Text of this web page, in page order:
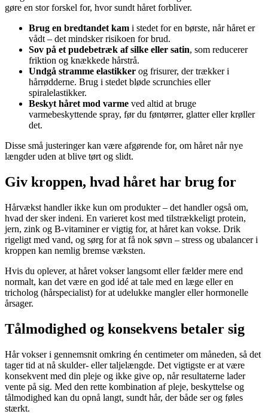
gøre en stor forskel for, hvor sundt håret forbliver.
Brug en bredtandet kam i stedet for en børste, når håret er
vådt – det mindsker risikoen for brud.
Sov på et pudebetræk af silke eller satin, som reducerer
friktion og knækkede hårstrå.
Undgå stramme elastikker og frisurer, der trækker i
hårrødderne. Brug i stedet bløde scrunchies eller
spiralelastikker.
Beskyt håret mod varme ved altid at bruge
varmebeskyttende spray, før du føntørrer, glatter eller krøller
det.
Disse små justeringer kan være afgørende for, om håret når nye
længder uden at blive tørt og slidt.
Giv kroppen, hvad håret har brug for
Hårvækst handler ikke kun om produkter – det handler også om,
hvad der sker indeni. En varieret kost med tilstrækkeligt protein,
jern, zink og B-vitaminer er vigtig for, at håret kan vokse. Drik
rigeligt med vand, og sørg for at få nok søvn – stress og ubalancer i
kroppen kan nemlig bremse væksten.
Hvis du oplever, at håret vokser langsomt eller fælder mere end
normalt, kan det være en god idé at tale med en læge eller en
tricholog (hårspecialist) for at udelukke mangler eller hormonelle
årsager.
Tålmodighed og konsekvens betaler sig
Hår vokser i gennemsnit omkring én centimeter om måneden, så det
tager tid at nå skulder- eller taljelængde. Det vigtigste er at være
konsekvent med din pleje og ikke give op, når resultaterne lader
vente på sig. Med den rette kombination af pleje, beskyttelse og
tålmodighed kan du opnå langt, sundt hår, der både ser og føles
stærkt.